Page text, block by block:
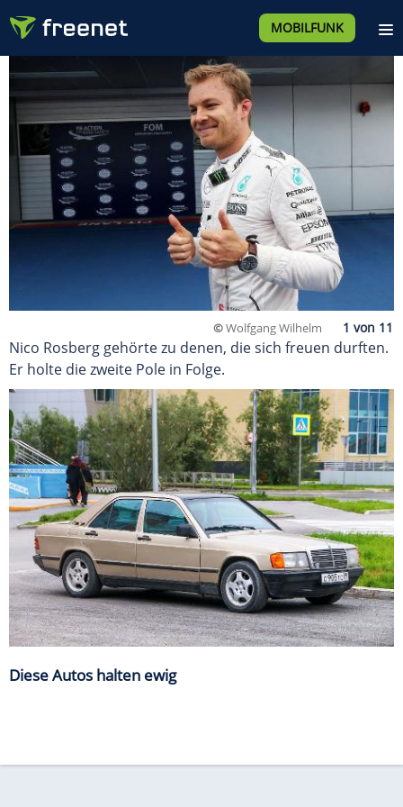
MOBILFUNK
©Wolfgang Wilhelm
Nico Rosberg gehörte zu denen, die sich freuen durften.
Er holte die zweite Pole in Folge.
Diese Autos halten ewig